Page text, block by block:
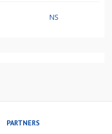
NS
PARTNERS